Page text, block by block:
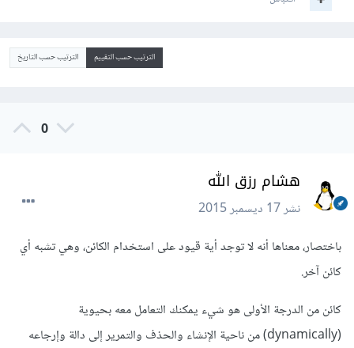
الترتيب حسب التقييم الترتيب حسب التاريخ
0
هشام رزق الله
نشر17 ديسمبر 2015
باختصار، معناها أنه لا توجد أية قيود على استخدام الكائن، وهي تشبه أي
كائن آخر.
كائن من الدرجة الأولى هو شيء يمكنك التعامل معه بحيوية
(dynamically) من ناحية الإنشاء والحذف والتمرير إلى دالة وإرجاعه